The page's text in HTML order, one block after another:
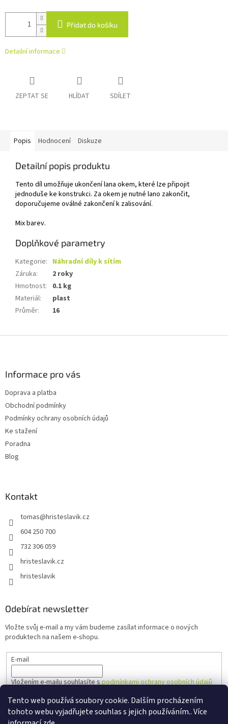
Tento web používá soubory cookie. Dalším procházením
tohoto webu vyjadřujete souhlas s jejich používáním.. Více
Přidat do košíku
Detailní informace
ZEPTAT SE HLÍDAT SDÍLET
Popis Hodnocení Diskuze
Detailní popis produktu
Tento díl umožňuje ukončení lana okem, které lze připojit
jednoduše ke konstrukci. Za okem je nutné lano zakončit,
doporučujeme oválné zakončení k zalisování.
Mix barev.
Doplňkové parametry
Kategorie: Náhradní díly k sítím
Záruka:
2 roky
Hmotnost:
0.1 kg
Materiál:
plast
Průměr: 16
Informace pro vás
Doprava a platba
Obchodní podmínky
Podmínky ochrany osobních údajů
Ke stažení
Poradna
Blog
Kontakt
tomas@hristeslavik.cz
604 250 700
732 306 059
hristeslavik.cz
hristeslavik
Odebírat newsletter
Vložte svůj e-mail a my vám budeme zasílat informace o nových
produktech na našem e-shopu.
E-mail
Vložením e-mailu souhlasíte spodmínkami ochrany osobních údajů
PŘIHLÁSIT SE